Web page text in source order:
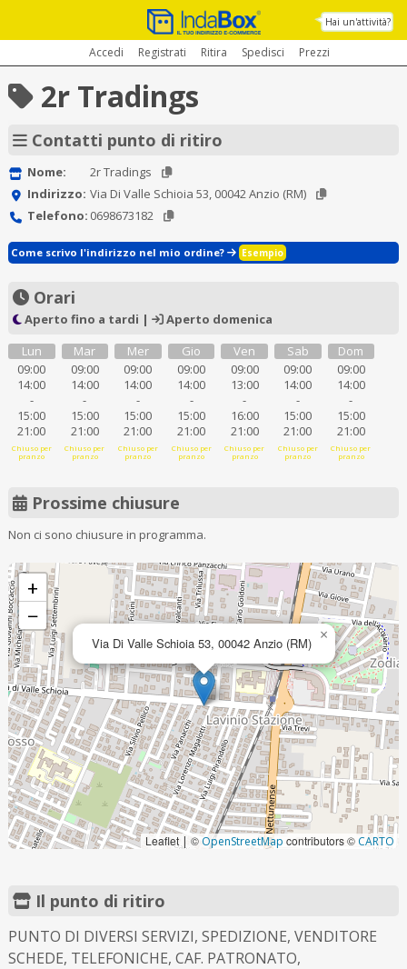
Hai un'attività?
Accedi Registrati Ritira Spedisci Prezzi
2r Tradings
Contatti punto di ritiro
Nome:
2r Tradings
Indirizzo: Via Di Valle Schioia 53, 00042 Anzio (RM)
Telefono: 0698673182
Come scrivo l'indirizzo nel mio ordine? Esempio
Orari
Aperto fino a tardi |
Aperto domenica
Lun
09:00
14:00
-
15:00
21:00
Chiuso per
pranzo
Mar
09:00
14:00
-
15:00
21:00
Chiuso per
pranzo
Mer
09:00
14:00
-
15:00
21:00
Chiuso per
pranzo
Gio
09:00
14:00
-
15:00
21:00
Chiuso per
pranzo
Ven
09:00
13:00
-
16:00
21:00
Chiuso per
pranzo
Sab
09:00
14:00
-
15:00
21:00
Chiuso per
pranzo
Dom
09:00
14:00
-
15:00
21:00
Chiuso per
pranzo
Prossime chiusure
Non ci sono chiusure in programma.
Via Di Valle Schioia 53, 00042 Anzio (RM) ×
+
−
Leaflet | ©OpenStreetMap contributors © CARTO
Il punto di ritiro
PUNTO DI DIVERSI SERVIZI, SPEDIZIONE, VENDITORE
SCHEDE, TELEFONICHE, CAF. PATRONATO,